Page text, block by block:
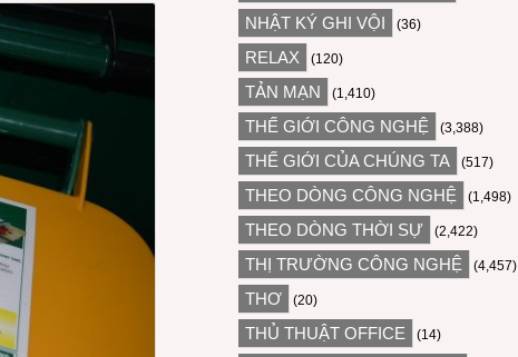
NHẬT KÝ GHI VỘI (36)
RELAX (120)
TẢN MẠN (1,410)
THẾ GIỚI CÔNG NGHỆ (3,388)
THẾ GIỚI CỦA CHÚNG TA (517)
THEO DÒNG CÔNG NGHỆ (1,498)
THEO DÒNG THỜI SỰ (2,422)
THỊ TRƯỜNG CÔNG NGHỆ (4,457)
THƠ (20)
THỦ THUẬT OFFICE (14)